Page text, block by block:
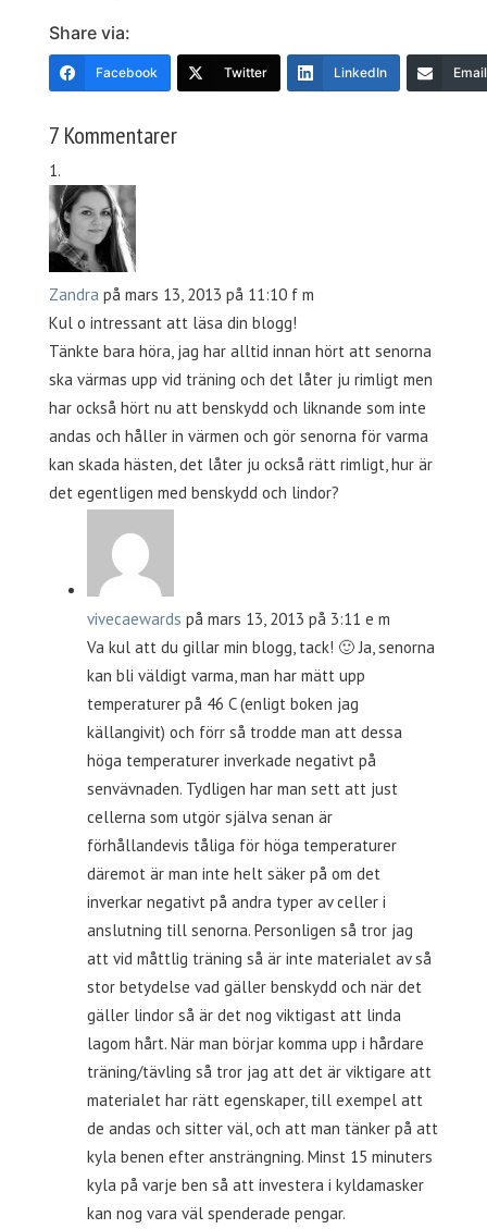
Share via:
Facebook Twitter LinkedIn Email
7 Kommentarer
Zandra på mars 13, 2013 på 11:10 f m
Kul o intressant att läsa din blogg!
Tänkte bara höra, jag har alltid innan hört att senorna
ska värmas upp vid träning och det låter ju rimligt men
har också hört nu att benskydd och liknande som inte
andas och håller in värmen och gör senorna för varma
kan skada hästen, det låter ju också rätt rimligt, hur är
det egentligen med benskydd och lindor?
vivecaewards på mars 13, 2013 på 3:11 e m
Va kul att du gillar min blogg, tack! 🙂 Ja, senorna
kan bli väldigt varma, man har mätt upp
temperaturer på 46 C (enligt boken jag
källangivit) och förr så trodde man att dessa
höga temperaturer inverkade negativt på
senvävnaden. Tydligen har man sett att just
cellerna som utgör själva senan är
förhållandevis tåliga för höga temperaturer
däremot är man inte helt säker på om det
inverkar negativt på andra typer av celler i
anslutning till senorna. Personligen så tror jag
att vid måttlig träning så är inte materialet av så
stor betydelse vad gäller benskydd och när det
gäller lindor så är det nog viktigast att linda
lagom hårt. När man börjar komma upp i hårdare
träning/tävling så tror jag att det är viktigare att
materialet har rätt egenskaper, till exempel att
de andas och sitter väl, och att man tänker på att
kyla benen efter ansträngning. Minst 15 minuters
kyla på varje ben så att investera i kyldamasker
kan nog vara väl spenderade pengar.